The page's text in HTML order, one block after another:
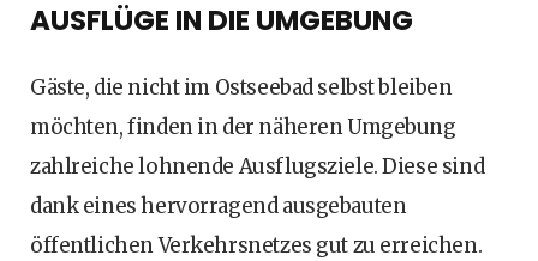
AUSFLÜGE IN DIE UMGEBUNG
Gäste, die nicht im Ostseebad selbst bleiben
möchten, finden in der näheren Umgebung
zahlreiche lohnende Ausflugsziele. Diese sind
dank eines hervorragend ausgebauten
öffentlichen Verkehrsnetzes gut zu erreichen.